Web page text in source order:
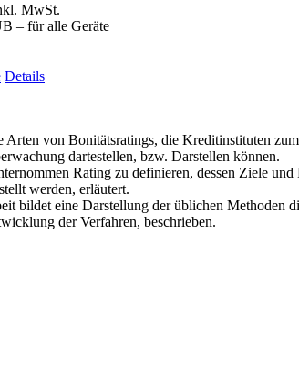
MwSt.
– für alle Geräte
Details
Arten von Bonitätsratings, die Kreditinstituten
dartestellen, bzw. Darstellen können.
Rating zu definieren, dessen Ziele
werden, erläutert.
bildet eine Darstellung der üblichen Methoden
der Verfahren, beschrieben.